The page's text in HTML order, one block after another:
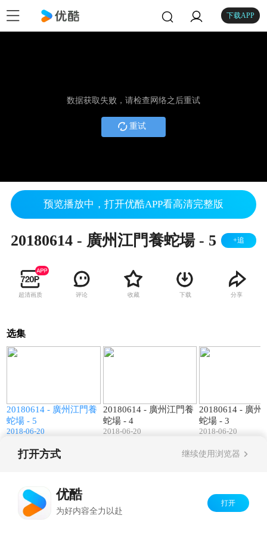
下载APP
数据获取失败，请检查网络之后重试
重试
预览播放中，打开优酷APP看高清完整版
20180614 - 廣州江門養蛇場 - 5 +追
超清画质 评论 收藏 下载 分享
选集
20180614 - 廣州江門養
蛇場 - 5
2018-06-20
20180614 - 廣州江門養
蛇場 - 4
2018-06-20
20180614 - 廣州
蛇場 - 3
2018-06-20
打开方式 继续使用浏览器
优酷
为好内容全力以赴
打开